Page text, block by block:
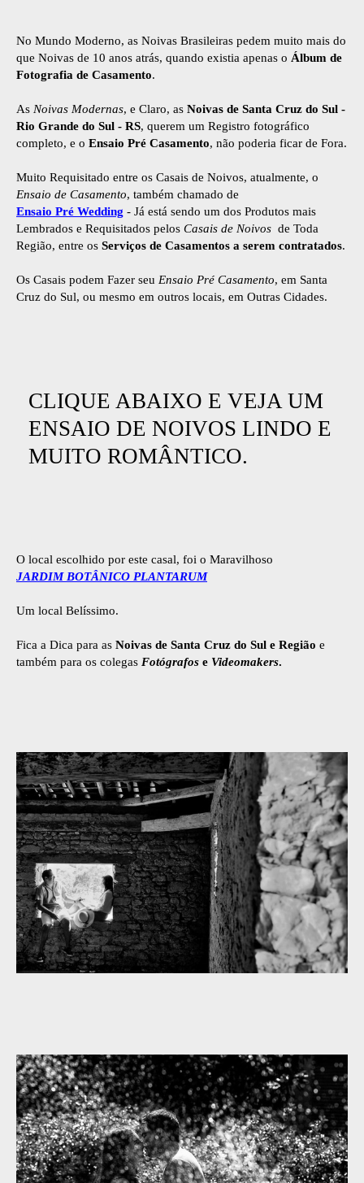
No Mundo Moderno, as Noivas Brasileiras pedem muito mais do
que Noivas de 10 anos atrás, quando existia apenas o Álbum de
Fotografia de Casamento.
As Noivas Modernas, e Claro, as Noivas de Santa Cruz do Sul -
Rio Grande do Sul - RS, querem um Registro fotográfico
completo, e o Ensaio Pré Casamento, não poderia ficar de Fora.
Muito Requisitado entre os Casais de Noivos, atualmente, o
Ensaio de Casamento, também chamado de
Ensaio Pré Wedding - Já está sendo um dos Produtos mais
Lembrados e Requisitados pelos Casais de Noivos de Toda
Região, entre os Serviços de Casamentos a serem contratados.
Os Casais podem Fazer seu Ensaio Pré Casamento, em Santa
Cruz do Sul, ou mesmo em outros locais, em Outras Cidades.
CLIQUE ABAIXO E VEJA UM
ENSAIO DE NOIVOS LINDO E
MUITO ROMÂNTICO.
O local escolhido por este casal, foi o Maravilhoso
JARDIM BOTÂNICO PLANTARUM
Um local Belíssimo.
Fica a Dica para as Noivas de Santa Cruz do Sul e Região e
também para os colegas Fotógrafos e Videomakers.